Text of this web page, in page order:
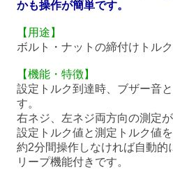
かも操作が簡単です。
【用途】
ボルト・ナットの締付けトルク
【機能・特徴】
設定トルク到達時、ブザー音
す。
右ネジ、左ネジ両方向の測定が
設定トルク値と測定トルク値
約2分間操作しなければ自動的
リープ機能付きです。